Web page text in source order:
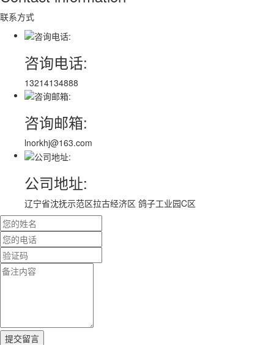
联系方式
咨询电话:
13214134888
咨询邮箱:
lnorkhj@163.com
公司地址:
辽宁省沈抚示范区拉古经济区 鸽子工业园C区